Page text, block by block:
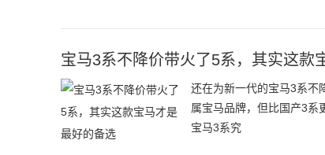
宝马3系不降价带火了5系，其实这款
还在为新一代的宝马3系不
属宝马品牌，但比国产3
宝马3系究